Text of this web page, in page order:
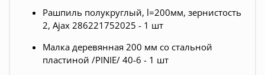
Рашпиль полукруглый, l=200мм, зернистость
2, Ajax 286221752025 - 1 шт
Малка деревянная 200 мм со стальной
пластиной /PINIE/ 40-6 - 1 шт